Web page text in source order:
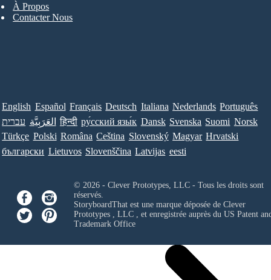
À Propos
Contacter Nous
English Español Français Deutsch Italiana Nederlands Português
עברית العَرَبِيَّة हिन्दी ру́сский язы́к Dansk Svenska Suomi Norsk
Türkçe Polski Româna Ceština Slovenský Magyar Hrvatski
български Lietuvos Slovenščina Latvijas eesti
© 2026 - Clever Prototypes, LLC - Tous les droits sont
réservés.
StoryboardThat est une marque déposée de Clever
Prototypes , LLC, et enregistrée auprès du US Patent
Trademark Office